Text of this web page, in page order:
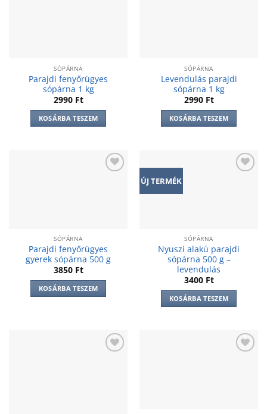
SÓPÁRNA
Parajdi fenyőrügyes
sópárna 1 kg
2990 Ft
KOSÁRBA TESZEM
SÓPÁRNA
Levendulás parajdi
sópárna 1 kg
2990 Ft
KOSÁRBA TESZEM
SÓPÁRNA
Parajdi fenyőrügyes
gyerek sópárna 500 g
3850 Ft
KOSÁRBA TESZEM
ÚJ TERMÉK
SÓPÁRNA
Nyuszi alakú parajdi
sópárna 500 g –
levendulás
3400 Ft
KOSÁRBA TESZEM